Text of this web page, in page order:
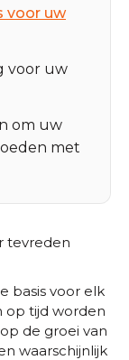
voor uw
voor uw
om uw
met
tevreden
basis voor elk
op tijd worden
de groei van
waarschijnlijk